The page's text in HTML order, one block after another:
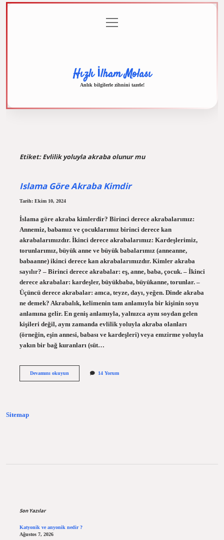
menüyü
aç
Hızlı İlham Molası
Anlık bilgilerle zihnini tazele!
Etiket:Evlilik yoluyla akraba olunur mu
Islama Göre Akraba Kimdir
Tarih: Ekim 10, 2024
İslama göre akraba kimlerdir? Birinci derece akrabalarımız:
Annemiz, babamız ve çocuklarımız birinci derece kan
akrabalarımızdır. İkinci derece akrabalarımız: Kardeşlerimiz,
torunlarımız, büyük anne ve büyük babalarımız (anneanne,
babaanne) ikinci derece kan akrabalarımızdır. Kimler akraba
sayılır? – Birinci derece akrabalar: eş, anne, baba, çocuk. – İkinci
derece akrabalar: kardeşler, büyükbaba, büyükanne, torunlar. –
Üçüncü derece akrabalar: amca, teyze, dayı, yeğen. Dinde akraba
ne demek? Akrabalık, kelimenin tam anlamıyla bir kişinin soyu
anlamına gelir. En geniş anlamıyla, yalnızca aynı soydan gelen
kişileri değil, aynı zamanda evlilik yoluyla akraba olanları
(örneğin, eşin annesi, babası ve kardeşleri) veya emzirme yoluyla
yakın bir bağ kuranları (süt…
Devamını okuyunIslama
14 Yorum
Sitemap
Son Yazılar
Katyonik ve anyonik nedir ?
Ağustos 7, 2026